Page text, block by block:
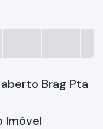
Brag Pta
Imóvel